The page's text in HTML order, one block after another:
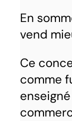
En
vend
Ce
comme